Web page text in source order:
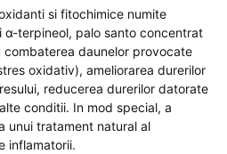
si fitochimice numite
α-terpineol, palo santo concentrat
daunelor provocate
oxidativ), ameliorarea durerilor
reducerea durerilor datorate
conditii. In mod special, a
unui tratament natural al
inflamatorii.